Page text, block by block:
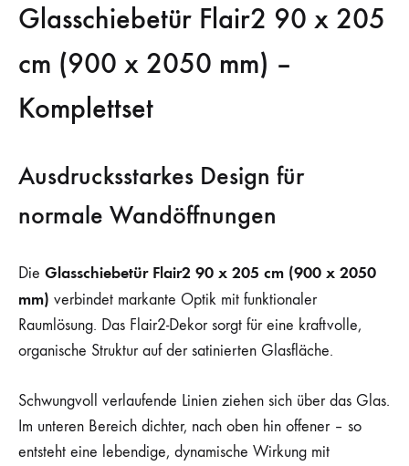
Glasschiebetür Flair2 90 x 205
cm (900 x 2050 mm) –
Komplettset
Ausdrucksstarkes Design für
normale Wandöffnungen
Die Glasschiebetür Flair2 90 x 205 cm (900 x 2050
mm) verbindet markante Optik mit funktionaler
Raumlösung. Das Flair2-Dekor sorgt für eine kraftvolle,
organische Struktur auf der satinierten Glasfläche.
Schwungvoll verlaufende Linien ziehen sich über das Glas.
Im unteren Bereich dichter, nach oben hin offener – so
entsteht eine lebendige, dynamische Wirkung mit